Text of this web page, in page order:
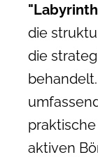
die
die
aktiven